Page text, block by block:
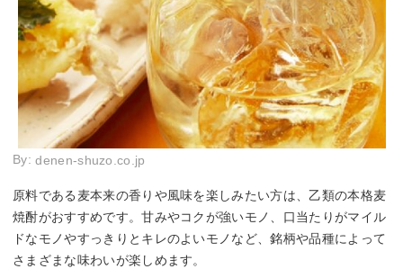
By:denen-shuzo.co.jp
原料である麦本来の香りや風味を楽しみたい方は、乙類の本格麦
焼酎がおすすめです。甘みやコクが強いモノ、口当たりがマイル
ドなモノやすっきりとキレのよいモノなど、銘柄や品種によって
さまざまな味わいが楽しめます。